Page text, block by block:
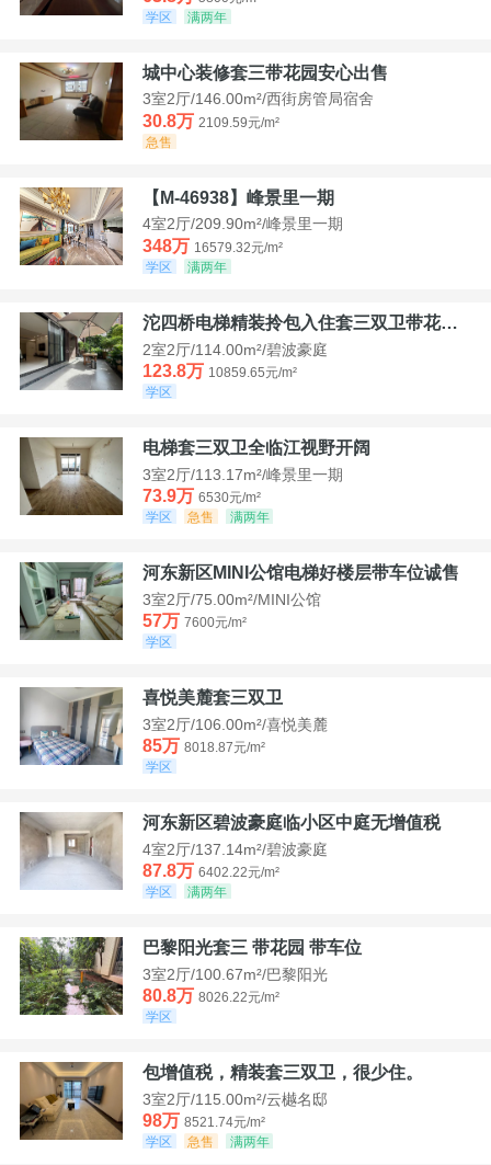
学区
满两年
城中心装修套三带花园安心出售
3室2厅/146.00m²/西街房管局宿舍
30.8万 2109.59元/m²
急售
【M-46938】峰景里一期
4室2厅/209.90m²/峰景里一期
348万 16579.32元/m²
学区
满两年
沱四桥电梯精装拎包入住套三双卫带花园40平米带车位
2室2厅/114.00m²/碧波豪庭
123.8万 10859.65元/m²
学区
电梯套三双卫全临江视野开阔
3室2厅/113.17m²/峰景里一期
73.9万 6530元/m²
学区
急售 满两年
河东新区MINI公馆电梯好楼层带车位诚售
3室2厅/75.00m²/MINI公馆
57万 7600元/m²
学区
喜悦美麓套三双卫
3室2厅/106.00m²/喜悦美麓
85万 8018.87元/m²
学区
河东新区碧波豪庭临小区中庭无增值税
4室2厅/137.14m²/碧波豪庭
87.8万 6402.22元/m²
学区
满两年
巴黎阳光套三 带花园 带车位
3室2厅/100.67m²/巴黎阳光
80.8万 8026.22元/m²
学区
包增值税，精装套三双卫，很少住。
3室2厅/115.00m²/云樾名邸
98万 8521.74元/m²
学区
急售 满两年